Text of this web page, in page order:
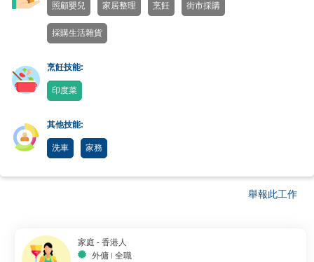
照顧嬰兒 家居整理 烹飪 街市採購
採購生活雜貨
烹飪技能:
印度菜
其他技能:
洗車 家務
舉報此工作
家庭 - 香港人
外傭 | 全職